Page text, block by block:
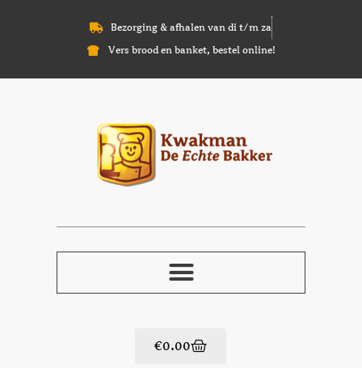
Bezorging & afhalen van di t/m za
Vers brood en banket, bestel online!
€0.00